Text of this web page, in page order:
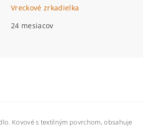
Vreckové zrkadielka
24 mesiacov
Kovové s textilným povrchom, obsahuje